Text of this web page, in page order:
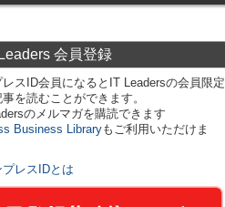
会員登録
スID会員になるとIT Leadersの会員限定
を読むことができます。
のメルマガを購読できます
Business Libraryもご利用いただけま
プレスIDとは